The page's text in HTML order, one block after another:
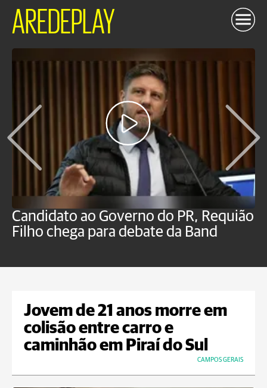
AREDEPLAY
Candidato ao Governo do PR, Requião
Filho chega para debate da Band
Jovem de 21 anos morre em
colisão entre carro e
caminhão em Piraí do Sul
CAMPOS GERAIS